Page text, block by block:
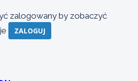
zalogowany by zobaczyć
ZALOGUJ